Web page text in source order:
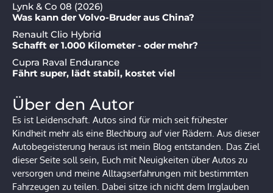
Lynk & Co 08 (2026)
Was kann der Volvo-Bruder aus China?
Renault Clio Hybrid
Schafft er 1.000 Kilometer - oder mehr?
Cupra Raval Endurance
Fährt super, lädt stabil, kostet viel
Über den Autor
Es ist Leidenschaft. Autos sind für mich seit frühester
Kindheit mehr als eine Blechburg auf vier Rädern. Aus dieser
Autobegeisterung heraus ist mein Blog entstanden. Das Ziel
dieser Seite soll sein, Euch mit Neuigkeiten über Autos zu
versorgen und meine Alltagserfahrungen mit bestimmten
Fahrzeugen zu teilen. Dabei sitze ich nicht dem Irrglauben